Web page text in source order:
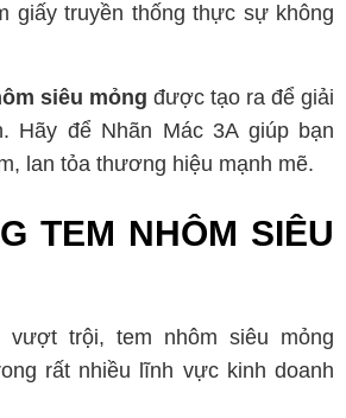
giấy truyền thống thực sự không
siêu mỏng được tạo ra để giải
Hãy để Nhãn Mác 3A giúp bạn
lan tỏa thương hiệu mạnh mẽ.
TEM NHÔM SIÊU
trội, tem nhôm siêu mỏng
rất nhiều lĩnh vực kinh doanh